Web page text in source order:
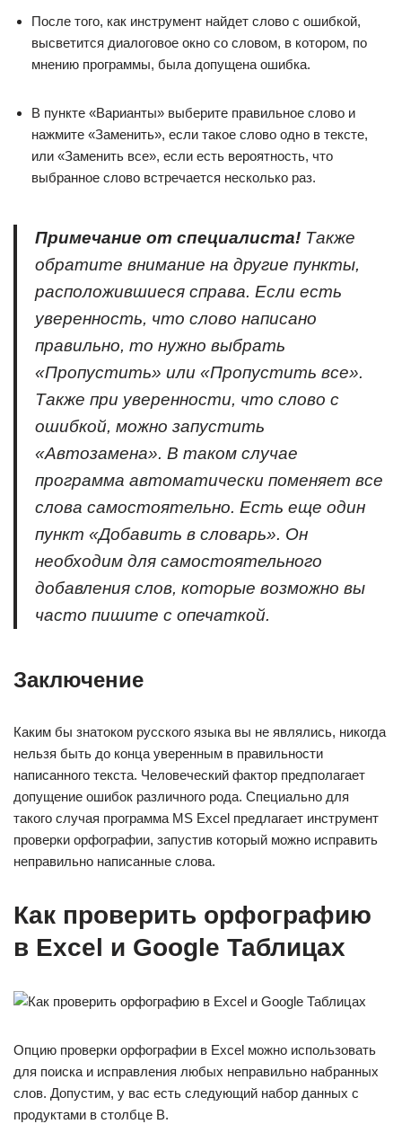
После того, как инструмент найдет слово с ошибкой,
высветится диалоговое окно со словом, в котором, по
мнению программы, была допущена ошибка.
В пункте «Варианты» выберите правильное слово и
нажмите «Заменить», если такое слово одно в тексте,
или «Заменить все», если есть вероятность, что
выбранное слово встречается несколько раз.
Примечание от специалиста! Также
обратите внимание на другие пункты,
расположившиеся справа. Если есть
уверенность, что слово написано
правильно, то нужно выбрать
«Пропустить» или «Пропустить все».
Также при уверенности, что слово с
ошибкой, можно запустить
«Автозамена». В таком случае
программа автоматически поменяет все
слова самостоятельно. Есть еще один
пункт «Добавить в словарь». Он
необходим для самостоятельного
добавления слов, которые возможно вы
часто пишите с опечаткой.
Заключение
Каким бы знатоком русского языка вы не являлись, никогда
нельзя быть до конца уверенным в правильности
написанного текста. Человеческий фактор предполагает
допущение ошибок различного рода. Специально для
такого случая программа MS Excel предлагает инструмент
проверки орфографии, запустив который можно исправить
неправильно написанные слова.
Как проверить орфографию
в Excel и Google Таблицах
Опцию проверки орфографии в Excel можно использовать
для поиска и исправления любых неправильно набранных
слов. Допустим, у вас есть следующий набор данных с
продуктами в столбце B.